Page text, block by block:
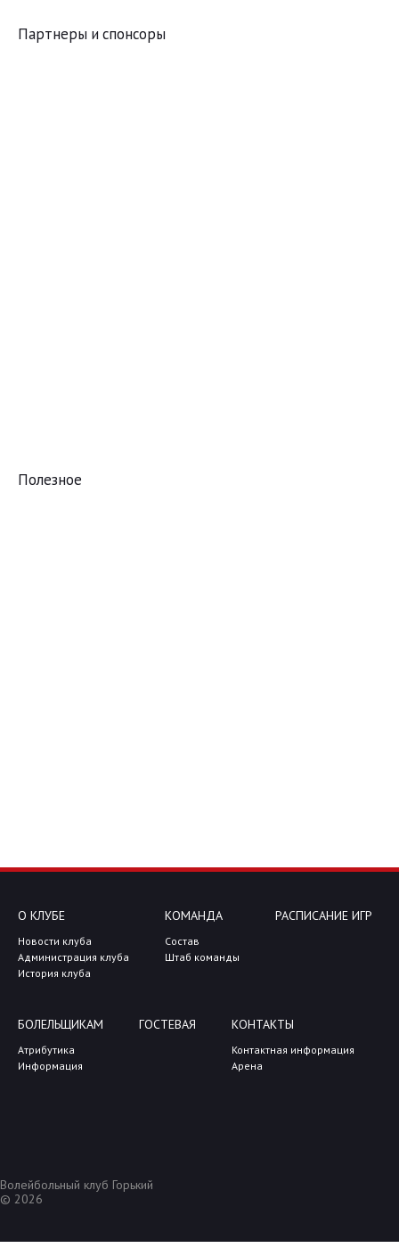
Партнеры и спонсоры
Полезное
О КЛУБЕ
Новости клуба
Администрация клуба
История клуба
КОМАНДА
Состав
Штаб команды
РАСПИСАНИЕ ИГР
БОЛЕЛЬЩИКАМ
Атрибутика
Информация
ГОСТЕВАЯ КОНТАКТЫ
Контактная информация
Арена
Волейбольный клуб Горький
© 2026